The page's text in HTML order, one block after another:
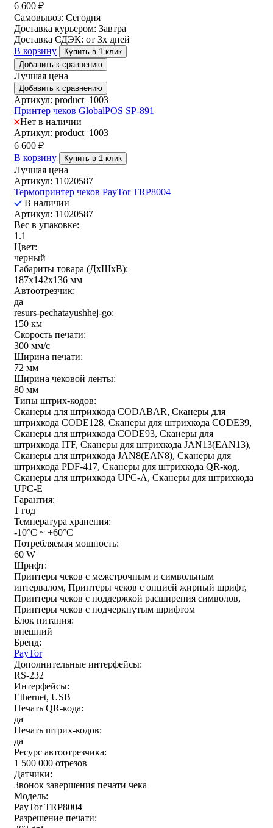
6 600 ₽
Самовывоз: Сегодня
Доставка курьером: Завтра
Доставка СДЭК: от 3х дней
В корзину
Купить в 1 клик
Добавить к сравнению
Лучшая цена
Добавить к сравнению
Артикул: product_1003
Принтер чеков GlobalPOS SP-891
Нет в наличии
Артикул: product_1003
6 600 ₽
В корзину
Купить в 1 клик
Лучшая цена
Артикул: 11020587
Термопринтер чеков PayTor TRP8004
В наличии
Артикул: 11020587
Вес в упаковке:
1.1
Цвет:
черный
Габариты товара (ДxШxВ):
187x142x136 мм
Автоотрезчик:
да
resurs-pechatayushhej-go:
150 км
Скорость печати:
300 мм/с
Ширина печати:
72 мм
Ширина чековой ленты:
80 мм
Типы штрих-кодов:
Сканеры для штрихкода CODABAR, Сканеры для
штрихкода CODE128, Сканеры для штрихкода CODE39,
Сканеры для штрихкода CODE93, Сканеры для
штрихкода ITF, Сканеры для штрихкода JAN13(EAN13),
Сканеры для штрихкода JAN8(EAN8), Сканеры для
штрихкода PDF-417, Сканеры для штрихкода QR-код,
Сканеры для штрихкода UPC-A, Сканеры для штрихкода
UPC-E
Гарантия:
1 год
Температура хранения:
-10°C ~ +60°C
Потребляемая мощность:
60 W
Шрифт:
Принтеры чеков с межстрочным и символьным
интервалом, Принтеры чеков с опцией жирный шрифт,
Принтеры чеков с поддержкой расширения символов,
Принтеры чеков с подчеркнутым шрифтом
Блок питания:
внешний
Бренд:
PayTor
Дополнительные интерфейсы:
RS-232
Интерфейсы:
Ethernet, USB
Печать QR-кода:
да
Печать штрих-кодов:
да
Ресурс автоотрезчика:
1 500 000 отрезов
Датчики:
Звонок завершения печати чека
Модель:
PayTor TRP8004
Разрешение печати: